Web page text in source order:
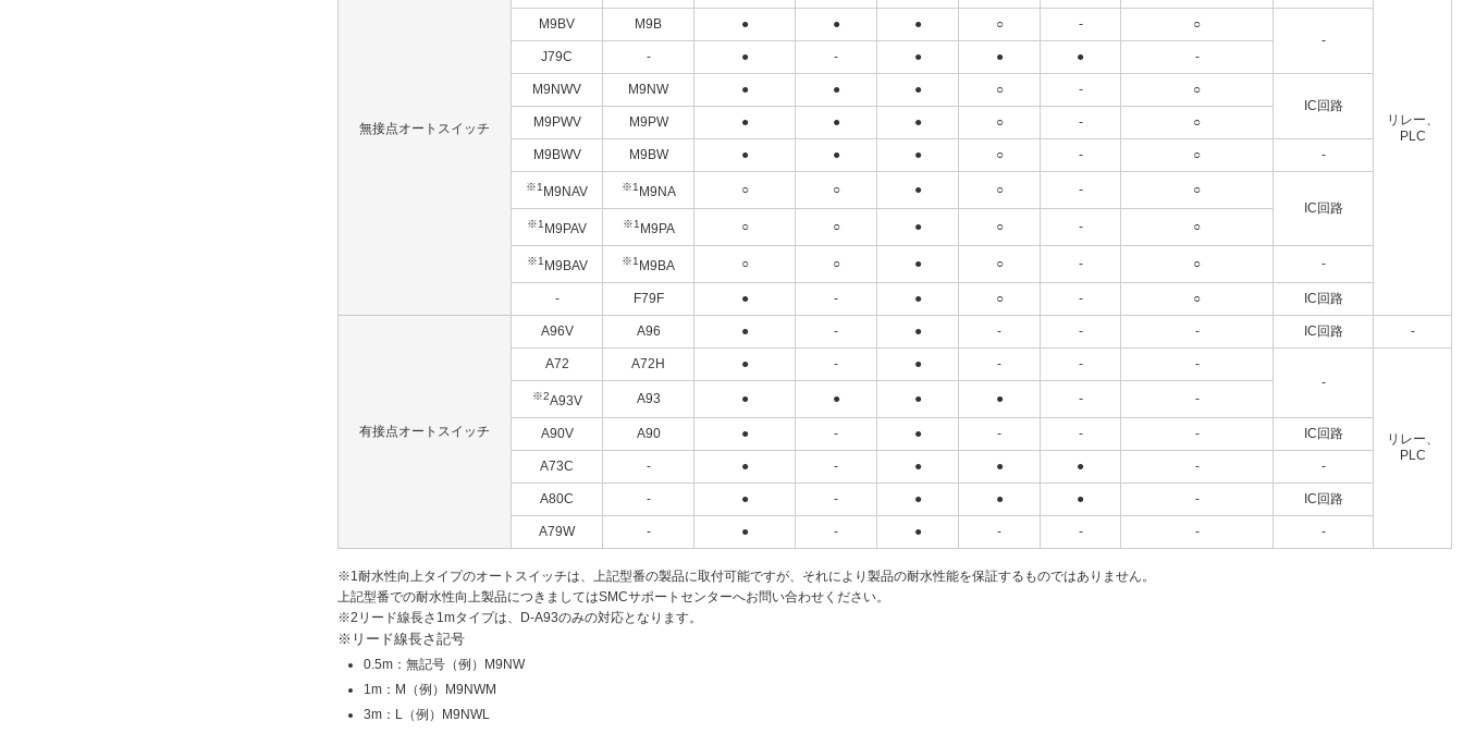
無接点オートスイッチ
リレー、
PLC
M9BV M9B ● ● ● ○ -
○
-
J79C
- ● - ● ● ● -
M9NWV M9NW ● ● ● ○ -
○
IC回路
M9PWV
M9PW ● ● ● ○ - ○
M9BWV M9BW ● ● ● ○ - ○ -
※1 M9NAV ※1 M9NA ○ ○ ● ○ -
○
IC回路
※1 M9PAV ※1 M9PA ○ ○ ● ○ - ○
※1 M9BAV ※1 M9BA ○ ○ ● ○ - ○ -
- F79F ● - ● ○ - ○ IC回路
有接点オートスイッチ
A96V A96 ● - ● - - - IC回路 -
A72 A72H ● - ● - -
-
-
リレー、
PLC
※2A93V A93 ● ● ● ● - -
A90V A90 ● - ● - - - IC回路
A73C - ● - ● ● ● - -
A80C - ● - ● ● ● - IC回路
A79W - ● - ● - - - -
※1 耐水性向上タイプのオートスイッチは、上記型番の製品に取付可能ですが、それにより製品の耐水性能を保証するものではありません。
上記型番での耐水性向上製品につきましてはSMCサポートセンターへお問い合わせください。
※2 リード線長さ1mタイプは、D-A93のみの対応となります。
※リード線長さ記号
0.5m：無記号（例）M9NW
1m：M（例）M9NWM
3m：L（例）M9NWL